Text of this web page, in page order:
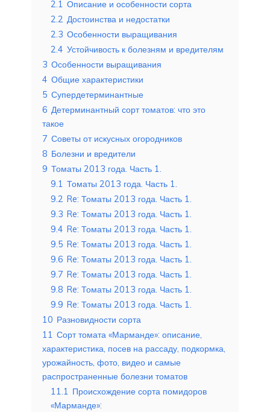
2.1 Описание и особенности сорта
2.2 Достоинства и недостатки
2.3 Особенности выращивания
2.4 Устойчивость к болезням и вредителям
3 Особенности выращивания
4 Общие характеристики
5 Супердетерминантные
6 Детерминантный сорт томатов: что это
такое
7 Советы от искусных огородников
8 Болезни и вредители
9 Томаты 2013 года. Часть 1.
9.1 Томаты 2013 года. Часть 1.
9.2 Re: Томаты 2013 года. Часть 1.
9.3 Re: Томаты 2013 года. Часть 1.
9.4 Re: Томаты 2013 года. Часть 1.
9.5 Re: Томаты 2013 года. Часть 1.
9.6 Re: Томаты 2013 года. Часть 1.
9.7 Re: Томаты 2013 года. Часть 1.
9.8 Re: Томаты 2013 года. Часть 1.
9.9 Re: Томаты 2013 года. Часть 1.
10 Разновидности сорта
11 Сорт томата «Марманде»: описание,
характеристика, посев на рассаду, подкормка,
урожайность, фото, видео и самые
распространенные болезни томатов
11.1 Происхождение сорта помидоров
«Марманде»: